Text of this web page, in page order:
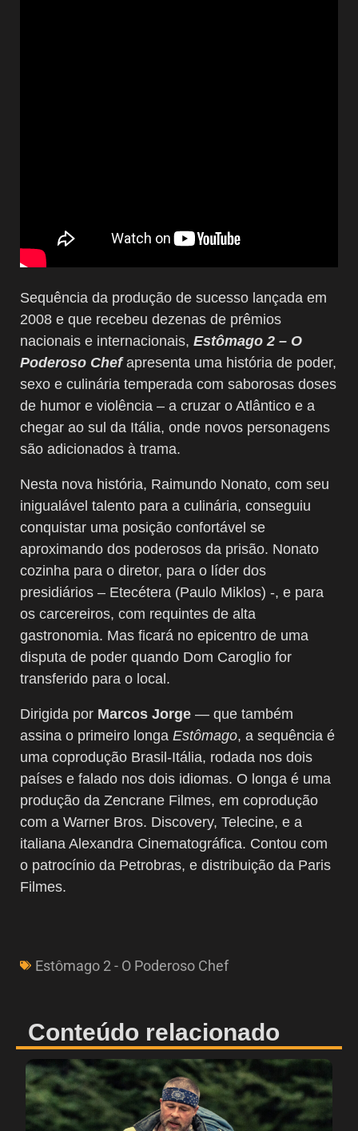
Sequência da produção de sucesso lançada em
2008 e que recebeu dezenas de prêmios
nacionais e internacionais, Estômago 2 – O
Poderoso Chef apresenta uma história de poder,
sexo e culinária temperada com saborosas doses
de humor e violência – a cruzar o Atlântico e a
chegar ao sul da Itália, onde novos personagens
são adicionados à trama.
Nesta nova história, Raimundo Nonato, com seu
inigualável talento para a culinária, conseguiu
conquistar uma posição confortável se
aproximando dos poderosos da prisão. Nonato
cozinha para o diretor, para o líder dos
presidiários – Etecétera (Paulo Miklos) -, e para
os carcereiros, com requintes de alta
gastronomia. Mas ficará no epicentro de uma
disputa de poder quando Dom Caroglio for
transferido para o local.
Dirigida por Marcos Jorge — que também
assina o primeiro longa Estômago, a sequência é
uma coprodução Brasil-Itália, rodada nos dois
países e falado nos dois idiomas. O longa é uma
produção da Zencrane Filmes, em coprodução
com a Warner Bros. Discovery, Telecine, e a
italiana Alexandra Cinematográfica. Contou com
o patrocínio da Petrobras, e distribuição da Paris
Filmes.
Estômago 2 - O Poderoso Chef
Conteúdo relacionado